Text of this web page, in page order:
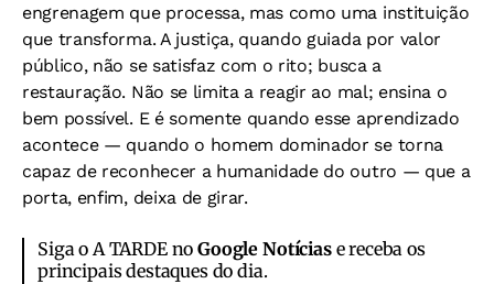
engrenagem que processa, mas como uma instituição
que transforma. A justiça, quando guiada por valor
público, não se satisfaz com o rito; busca a
restauração. Não se limita a reagir ao mal; ensina o
bem possível. E é somente quando esse aprendizado
acontece — quando o homem dominador se torna
capaz de reconhecer a humanidade do outro — que a
porta, enfim, deixa de girar.
Siga o A TARDE noGoogle Notíciase receba os
principais destaques do dia.